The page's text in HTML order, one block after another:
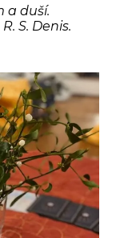
a duší.
S. Denis.